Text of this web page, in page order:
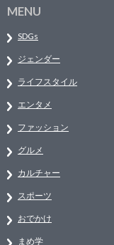
MENU
SDGs
ジェンダー
ライフスタイル
エンタメ
ファッション
グルメ
カルチャー
スポーツ
おでかけ
まめ学